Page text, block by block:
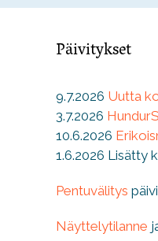
Päivitykset
9.7.2026 Uutta
3.7.2026
10.6.2026
1.6.2026 Lisätty
Pentuvälitys
Näyttelytilanne